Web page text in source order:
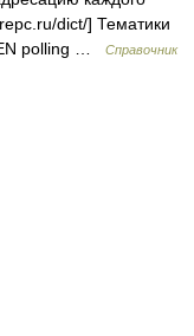
dict/] Тематики
polling …
Справочник